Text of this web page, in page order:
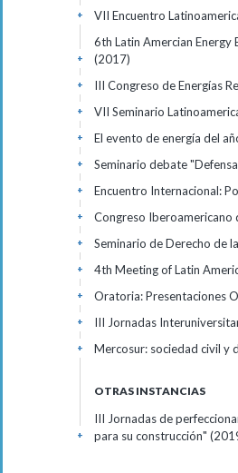
VII Encuentro
+
6th Latin Amercian Energy
(2017)
+
III Congreso de Energías
+
VII Seminario
+
El evento de energía del
+
Seminario debate
+
Encuentro Internacional:
+
Congreso Iberoamericano
+
Seminario de Derecho de
+
4th Meeting of Latin
+
Oratoria: Presentaciones
+
III Jornadas
+
Mercosur: sociedad civil y
+
OTRAS INSTANCIAS
III Jornadas de
para su construcción"
+